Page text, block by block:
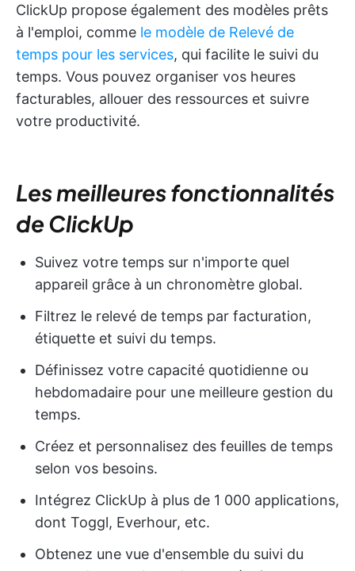
ClickUp propose également des modèles prêts
à l'emploi, comme le modèle de Relevé de
temps pour les services, qui facilite le suivi du
temps. Vous pouvez organiser vos heures
facturables, allouer des ressources et suivre
votre productivité.
Les meilleures fonctionnalités
de ClickUp
Suivez votre temps sur n'importe quel
appareil grâce à un chronomètre global.
Filtrez le relevé de temps par facturation,
étiquette et suivi du temps.
Définissez votre capacité quotidienne ou
hebdomadaire pour une meilleure gestion du
temps.
Créez et personnalisez des feuilles de temps
selon vos besoins.
Intégrez ClickUp à plus de 1 000 applications,
dont Toggl, Everhour, etc.
Obtenez une vue d'ensemble du suivi du